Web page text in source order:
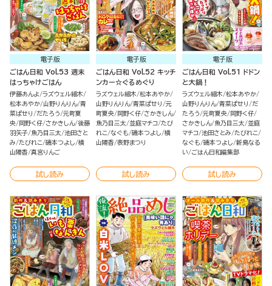
電子版
ごはん日和 Vol.53 週末
はっちゃけごはん
伊藤あんよ ラズウェル細木
松本あやか 山野りんりん 青
菜ぱせり
だたろう 元町夏
央 岡野く仔 さかきしん 後藤
羽矢子 魚乃目三太 池田さと
み たびれこ 磯本つよし 横
山陽香 真宮りんご
試し読み
電子版
ごはん日和 Vol.52 キッチ
ンカー☆ぐるめぐり
ラズウェル細木 松本あやか
山野りんりん 青菜ぱせり
元
町夏央 岡野く仔 さかきしん
魚乃目三太
並庭マチコ たび
れこ なぐも 磯本つよし 横
山陽香 表野まつり
試し読み
電子版
ごはん日和 Vol.51 ドドン
と大鍋！
ラズウェル細木 松本あやか
山野りんりん 青菜ぱせり
だ
たろう 元町夏央 岡野く仔
さかきしん 魚乃目三太
並庭
マチコ 池田さとみ たびれこ
なぐも 磯本つよし 新島なる
い
ごはん日和編集部
試し読み